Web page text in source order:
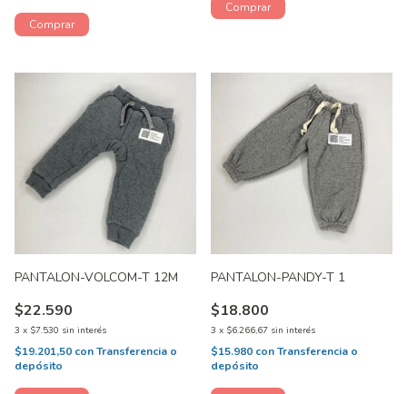
PANTALON-VOLCOM-T 12M
$22.590
3 x $7.530 sin interés
$19.201,50 conTransferencia o
depósito
PANTALON-PANDY-T 1
$18.800
3 x $6.266,67 sin interés
$15.980 conTransferencia o
depósito